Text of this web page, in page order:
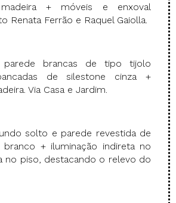
+ móveis e enxoval
Renata Ferrão e Raquel Gaiolla.
parede brancas de tipo tijolo
de silestone cinza +
Via Casa e Jardim.
solto e parede revestida de
+ iluminação indireta no
no piso, destacando o relevo do